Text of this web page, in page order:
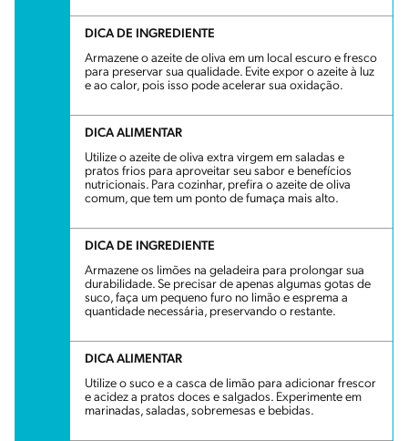
DICA DE INGREDIENTE
Armazene o azeite de oliva em um local escuro e fresco
para preservar sua qualidade. Evite expor o azeite à luz
e ao calor, pois isso pode acelerar sua oxidação.
DICA ALIMENTAR
Utilize o azeite de oliva extra virgem em saladas e
pratos frios para aproveitar seu sabor e benefícios
nutricionais. Para cozinhar, prefira o azeite de oliva
comum, que tem um ponto de fumaça mais alto.
DICA DE INGREDIENTE
Armazene os limões na geladeira para prolongar sua
durabilidade. Se precisar de apenas algumas gotas de
suco, faça um pequeno furo no limão e esprema a
quantidade necessária, preservando o restante.
DICA ALIMENTAR
Utilize o suco e a casca de limão para adicionar frescor
e acidez a pratos doces e salgados. Experimente em
marinadas, saladas, sobremesas e bebidas.